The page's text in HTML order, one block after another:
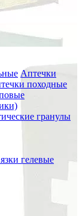
Аптечки
походные
гранулы
гелевые